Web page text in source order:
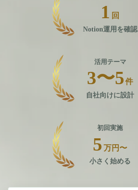
1 回
Notion運用を確認
活用テーマ
3〜5件
自社向けに設計
初回実施
5 万円〜
小さく始める